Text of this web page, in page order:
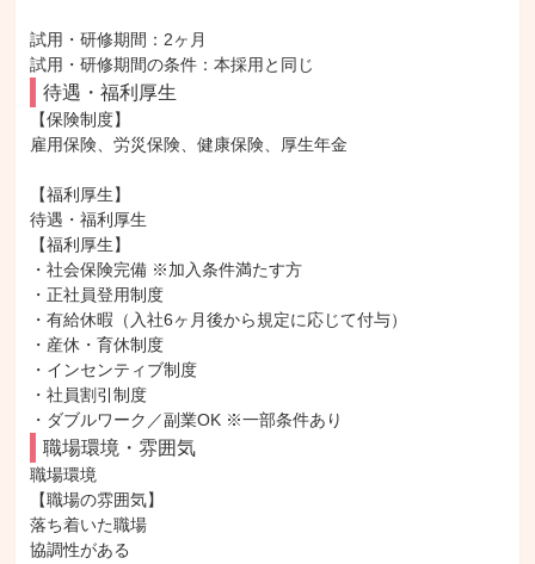
試用・研修期間：2ヶ月
待遇・福利厚生
【保険制度】
雇用保険、労災保険、健康保険、厚生年金
【福利厚生】
待遇・福利厚生
【福利厚生】
・社会保険完備 ※加入条件満たす方
・正社員登用制度
・有給休暇（入社6ヶ月後から規定に応じて付与）
・産休・育休制度
・インセンティブ制度
・社員割引制度
・ダブルワーク／副業OK ※一部条件あり
職場環境・雰囲気
職場環境
【職場の雰囲気】
落ち着いた職場
協調性がある